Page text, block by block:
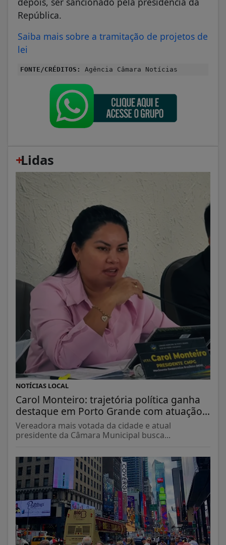
República.
Saiba mais sobre a tramitação de projetos de
lei
FONTE/CRÉDITOS: Agência Câmara Notícias
+
Lidas
NOTÍCIAS LOCAL
Carol Monteiro: trajetória política ganha
destaque em Porto Grande com atuação...
Vereadora mais votada da cidade e atual
presidente da Câmara Municipal busca...